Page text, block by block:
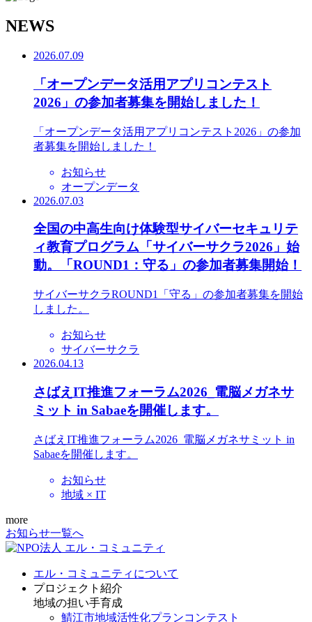
NEWS
2026.07.09
「オープンデータ活用アプリコンテスト
2026」の参加者募集を開始しました！
「オープンデータ活用アプリコンテスト2026」の参加
者募集を開始しました！
お知らせ
オープンデータ
2026.07.03
全国の中高生向け体験型サイバーセキュリテ
ィ教育プログラム「サイバーサクラ2026」始
動。「ROUND1：守る」の参加者募集開始！
サイバーサクラROUND1「守る」の参加者募集を開始
しました。
お知らせ
サイバーサクラ
2026.04.13
さばえIT推進フォーラム2026_電脳メガネサ
ミット in Sabaeを開催します。
さばえIT推進フォーラム2026_電脳メガネサミット in
Sabaeを開催します。
お知らせ
地域 × IT
more
お知らせ一覧へ
エル・コミュニティについて
プロジェクト紹介
地域の担い手育成
鯖江市地域活性化プランコンテスト